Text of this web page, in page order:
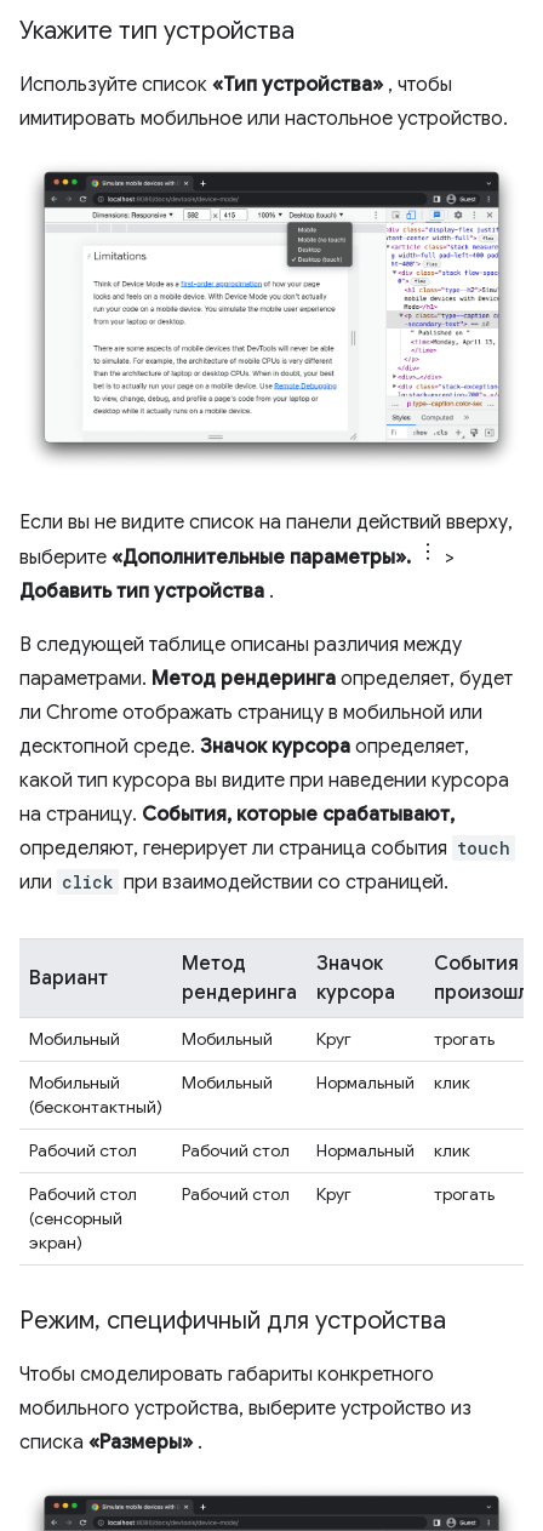
Укажите тип устройства
Используйте список «Тип устройства» , чтобы
имитировать мобильное или настольное устройство.
Если вы не видите список на панели действий вверху,
выберите «Дополнительные параметры».
>
Добавить тип устройства .
В следующей таблице описаны различия между
параметрами. Метод рендеринга определяет, будет
ли Chrome отображать страницу в мобильной или
десктопной среде. Значок курсора определяет,
какой тип курсора вы видите при наведении курсора
на страницу. События, которые срабатывают,
определяют, генерирует ли страница события touch
или click при взаимодействии со страницей.
Вариант
Метод
рендеринга
Значок
курсора
События
произошли
Мобильный Мобильный Круг
трогать
Мобильный
(бесконтактный)
Мобильный Нормальный клик
Рабочий стол Рабочий стол Нормальный
клик
Рабочий стол
(сенсорный
экран)
Рабочий стол Круг трогать
Режим, специфичный для устройства
Чтобы смоделировать габариты конкретного
мобильного устройства, выберите устройство из
списка «Размеры» .